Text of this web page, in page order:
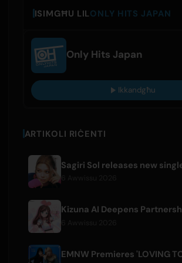
ISIMGĦU LILONLY HITS JAPAN
Only Hits Japan
Ikkandgħu
ARTIKOLI RIĊENTI